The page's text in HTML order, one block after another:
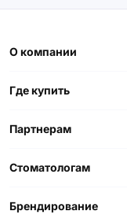
О компании
Где купить
Партнерам
Стоматологам
Брендирование